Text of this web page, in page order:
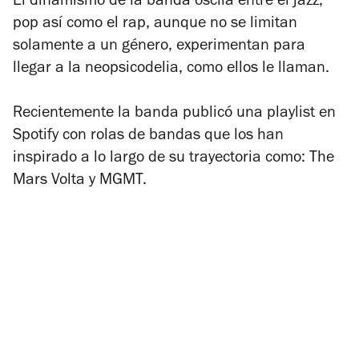
pop así como el rap, aunque no se limitan
solamente a un género, experimentan para
llegar a la neopsicodelia, como ellos le llaman.
Recientemente la banda publicó una playlist en
Spotify con rolas de bandas que los han
inspirado a lo largo de su trayectoria como: The
Mars Volta y MGMT.